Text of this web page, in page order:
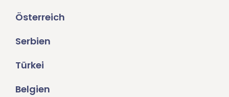
Österreich
Serbien
Türkei
Belgien